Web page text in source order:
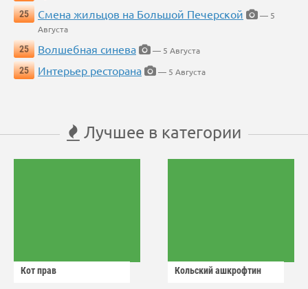
25
Смена жильцов на Большой Печерской
— 5
Августа
25
Волшебная синева
— 5 Августа
25
Интерьер ресторана — 5 Августа
Лучшее в категории
Кот прав Кольский ашкрофтин